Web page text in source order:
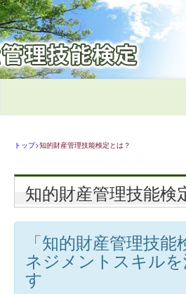
トップ>知的財産管理技能検定とは？
知的財産管理技能検
「知的財産管理技
ネジメントスキル
す